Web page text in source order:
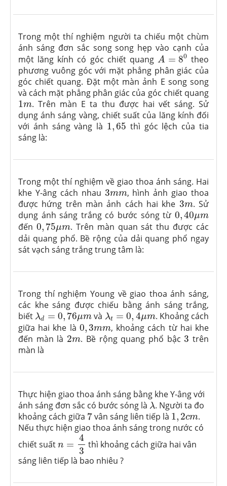
Trong một thí nghiệm người ta chiếu một chùm
ánh sáng đơn sắc song song hẹp vào cạnh của
một lăng kính có góc chiết quangA = 80
A= 80
theo
phương vuông góc với mặt phẳng phân giác của
góc chiết quang. Đặt một màn ảnh E song song
và cách mặt phẳng phân giác của góc chiết quang
1m
1m. Trên màn E ta thu được hai vết sáng. Sử
dụng ánh sáng vàng, chiết suất của lăng kính đối
với ánh sáng vàng là 1,65
1,65 thì góc lệch của tia
sáng là:
Trong một thí nghiệm về giao thoa ánh sáng. Hai
khe Y-âng cách nhau 3mm
3mm, hình ảnh giao thoa
được hứng trên màn ảnh cách hai khe 3m
3m. Sử
dụng ánh sáng trắng có bước sóng từ 0,40μm
0,40μm
đến 0, 75μm
0,75μm. Trên màn quan sát thu được các
dải quang phổ. Bề rộng của dải quang phổ ngay
sát vạch sáng trắng trung tâm là:
Trong thí nghiệm Young về giao thoa ánh sáng,
các khe sáng được chiếu bằng ánh sáng trắng,
biết λd = 0, 76μm
λd= 0,76μm và λt = 0, 4μm
λt= 0,4μm
. Khoảng cách
giữa hai khe là 0,3mm
0,3mm, khoảng cách từ hai khe
đến màn là 2m
2m. Bề rộng quang phổ bậc3
3 trên
màn là
Thực hiện giao thoa ánh sáng bằng khe Y-âng với
ánh sáng đơn sắc có bước sóng là λ
λ. Người ta đo
khoảng cách giữa 7
7vân sáng liên tiếp là 1, 2cm
1,2cm.
Nếu thực hiện giao thoa ánh sáng trong nước có
chiết suất n =
4
3
n=43
thì khoảng cách giữa hai vân
sáng liên tiếp là bao nhiêu ?